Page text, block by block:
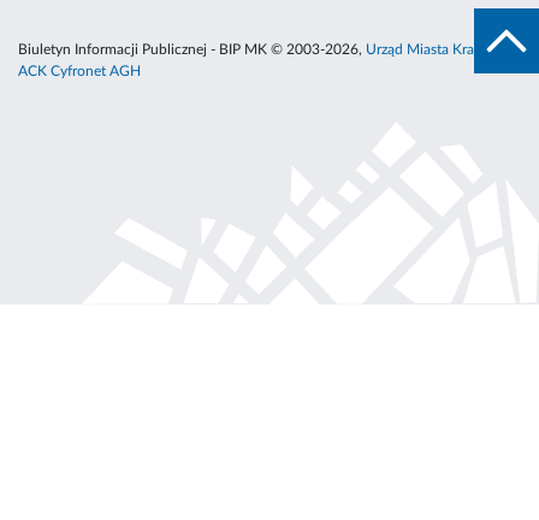
Biuletyn Informacji Publicznej - BIP MK © 2003-2026, Urząd Miasta Krakowa
ACK Cyfronet AGH